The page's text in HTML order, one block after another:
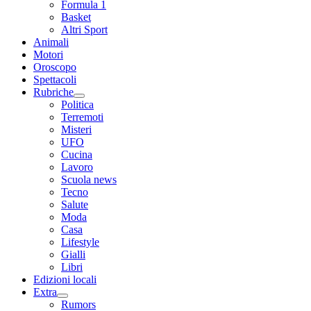
Formula 1
Basket
Altri Sport
Animali
Motori
Oroscopo
Spettacoli
Rubriche
Politica
Terremoti
Misteri
UFO
Cucina
Lavoro
Scuola news
Tecno
Salute
Moda
Casa
Lifestyle
Gialli
Libri
Edizioni locali
Extra
Rumors